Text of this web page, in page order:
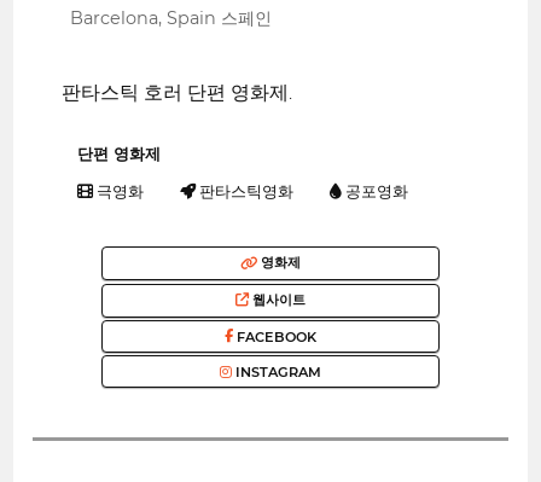
Barcelona, Spain 스페인
판타스틱 호러 단편 영화제.
단편 영화제
극영화 판타스틱영화 공포영화
영화제
웹사이트
FACEBOOK
INSTAGRAM